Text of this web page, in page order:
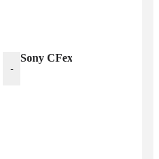
-
Sony CFexpress Type A